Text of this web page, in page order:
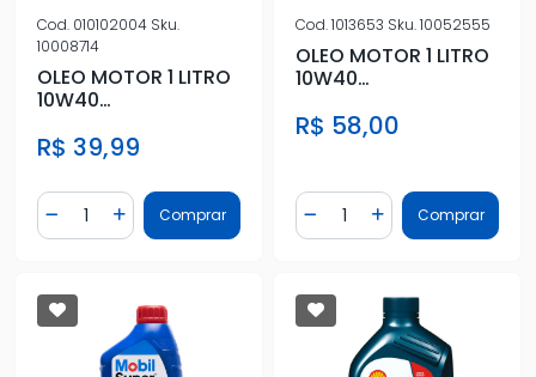
Cod. 010102004 Sku.
10008714
OLEO MOTOR 1 LITRO
10W40
R$ 39,99
Diminuir Quantidade
Quantidade
Adicionar Quantidade
Comprar
Cod.1013653 Sku.10052555
OLEO MOTOR 1 LITRO
10W40
R$ 58,00
Diminuir Quantidade
Quantidade
AdicionarComprar